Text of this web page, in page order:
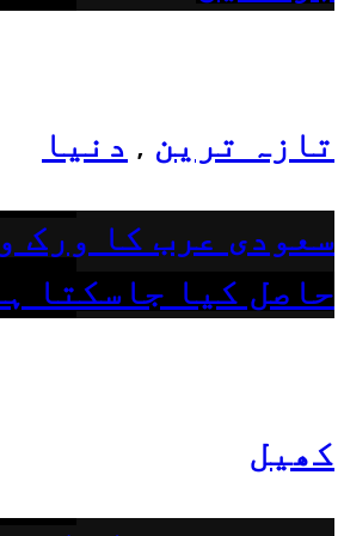
تازہ ترین , دنیا
سعودی عرب کا ورک
حاصل کیا جاسکتا
کھیل